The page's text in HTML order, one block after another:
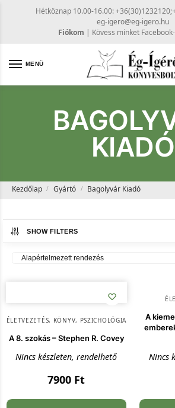
Hétköznap 10.00-16.00:
eg-igero@eg-igero.hu
Fiókom | Kövess minket
MENÜ
KIADÓ
Kezdőlap / Gyártó / Bagolyvár Kiadó
SHOW FILTERS
ÉLETVEZETÉS, KÖNYV, PSZICHOLÓGIA
A 8. szokás – Stephen R. Covey
Nincs készleten, rendelhető
7900 Ft
A
Nincs